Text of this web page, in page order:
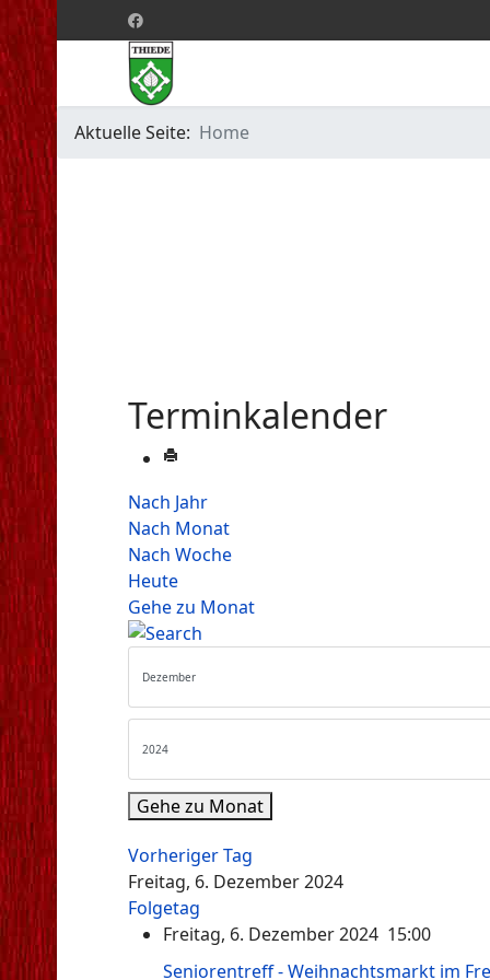
Aktuelle Seite: Home
Terminkalender
Nach Jahr
Nach Monat
Nach Woche
Heute
Gehe zu Monat
Gehe zu Monat
Vorheriger Tag
Freitag, 6. Dezember 2024
Folgetag
Freitag, 6. Dezember 2024 15:00
Seniorentreff - Weihnachtsmarkt im